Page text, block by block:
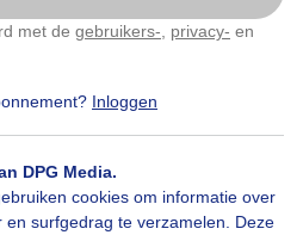
met de gebruikers- privacy- en
Inloggen
DPG Media.
cookies om informatie over
surfgedrag te verzamelen. Deze
dit aan te passen